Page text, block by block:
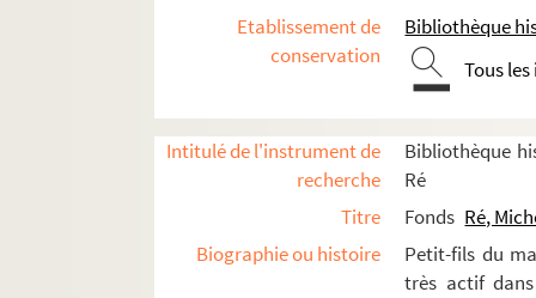
Etablissement de
conservation
Bibliothèque
Tous
Intitulé de l'instrument de
recherche
Bibliothèque
Ré
Titre
Fonds Ré,
Biographie ou histoire
Petit-fils du
très actif